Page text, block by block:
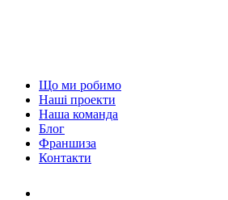
Що ми робимо
Наші проекти
Наша команда
Блог
Франшиза
Контакти